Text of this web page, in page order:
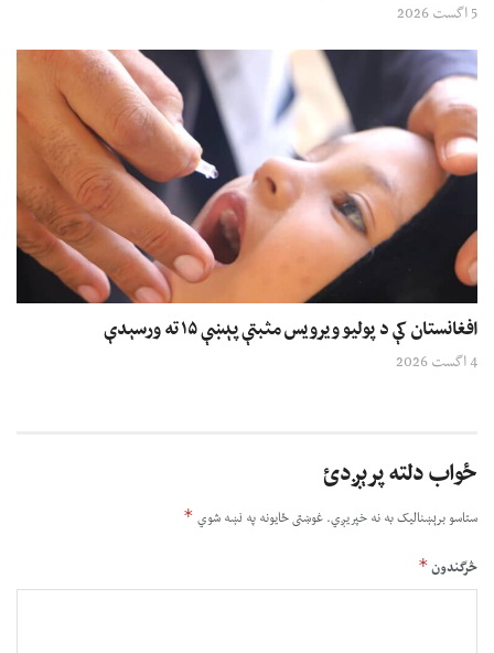
5 اگست 2026
افغانستان کې د پولیو ویرویس مثبتې پېښې ۱۵ ته ورسېدې
4 اگست 2026
ځواب دلته پرېږدئ
ستاسو برېښناليک به نه خپريږي.غوښتى ځایونه په نښه شوي *
څرگندون*